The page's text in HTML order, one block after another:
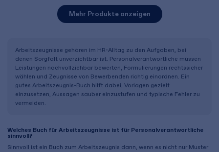
Mehr Produkte anzeigen
Arbeitszeugnisse gehören im HR-Alltag zu den Aufgaben, bei
denen Sorgfalt unverzichtbar ist. Personalverantwortliche müssen
Leistungen nachvollziehbar bewerten, Formulierungen rechtssicher
wählen und Zeugnisse von Bewerbenden richtig einordnen. Ein
gutes Arbeitszeugnis-Buch hilft dabei, Vorlagen gezielt
einzusetzen, Aussagen sauber einzustufen und typische Fehler zu
vermeiden.
Welches Buch für Arbeitszeugnisse ist für Personalverantwortliche
sinnvoll?
Sinnvoll ist ein Buch zum Arbeitszeugnis dann, wenn es nicht nur Muster